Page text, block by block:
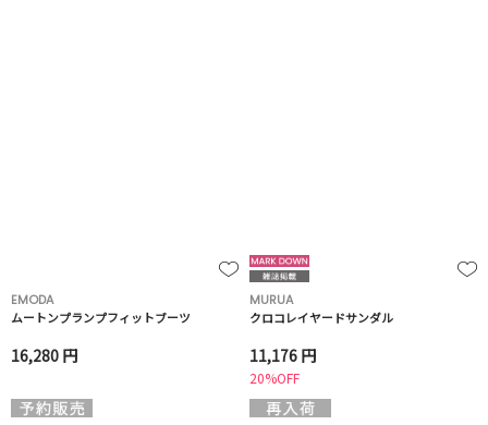
EMODA
ムートンプランプフィットブーツ
16,280 円
MURUA
クロコレイヤードサンダル
11,176 円
20%OFF